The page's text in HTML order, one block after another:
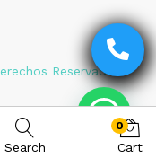
Reservados
Search
0
Cart